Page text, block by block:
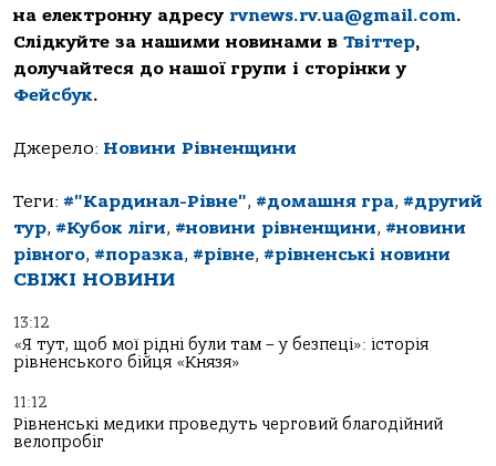
на електронну адресу rvnews.rv.ua@gmail.com.
Слідкуйте за нашими новинами в Твіттер,
долучайтеся до нашої групи і сторінки у
Фейсбук.
Джерело: Новини Рівненщини
Теги: #"Кардинал-Рівне", #домашня гра, #другий
тур, #Кубок ліги, #новини рівненщини, #новини
рівного, #поразка, #рівне, #рівненські новини
СВІЖІ НОВИНИ
13:12
«Я тут, щоб мої рідні були там – у безпеці»: історія
рівненського бійця «Князя»
11:12
Рівненські медики проведуть черговий благодійний
велопробіг